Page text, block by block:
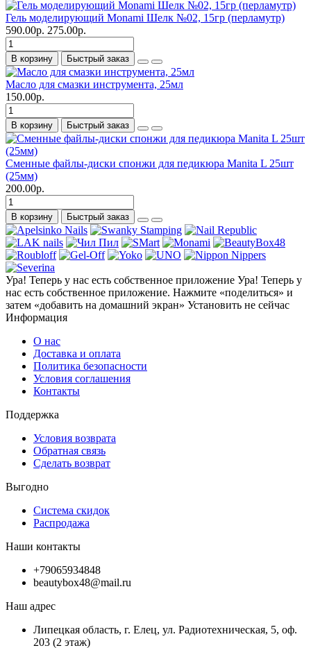
Гель моделирующий Monami Шелк №02, 15гр (перламутр)
590.00р. 275.00р.
В корзину Быстрый заказ
Масло для смазки инструмента, 25мл
150.00р.
В корзину Быстрый заказ
Сменные файлы-диски спонжи для педикюра Manita L 25шт
(25мм)
200.00р.
В корзину Быстрый заказ
Ура! Теперь у нас есть собственное приложение Ура! Теперь у
нас есть собственное приложение. Нажмите «поделиться» и
затем «добавить на домашний экран» Установить не сейчас
Информация
О нас
Доставка и оплата
Политика безопасности
Условия соглашения
Контакты
Поддержка
Условия возврата
Обратная связь
Сделать возврат
Выгодно
Система скидок
Распродажа
Наши контакты
+79065934848
beautybox48@mail.ru
Наш адрес
Липецкая область, г. Елец, ул. Радиотехническая, 5, оф.
203 (2 этаж)